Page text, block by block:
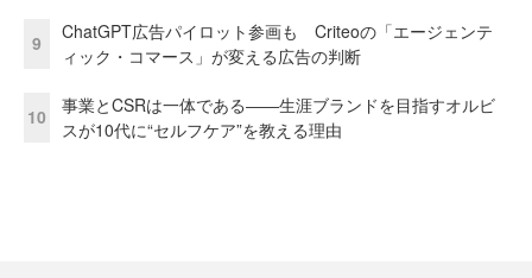
9
ChatGPT広告パイロット参画も Criteoの「エージェンテ
ィック・コマース」が変える広告の判断
10
事業とCSRは一体である――生涯ブランドを目指すオルビ
スが10代に“セルフケア”を教える理由